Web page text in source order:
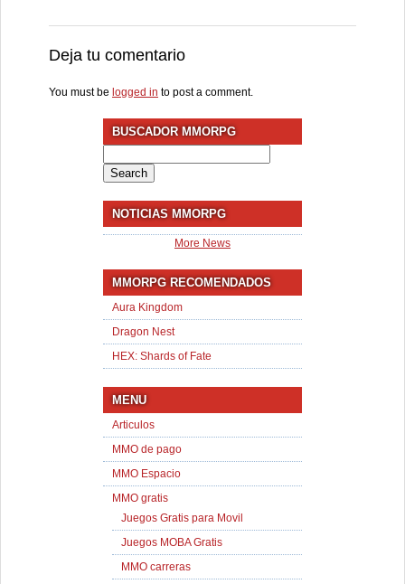
Deja tu comentario
You must be logged in to post a comment.
BUSCADOR MMORPG
for:
NOTICIAS MMORPG
More News
MMORPG RECOMENDADOS
Aura Kingdom
Dragon Nest
HEX: Shards of Fate
MENU
Articulos
MMO de pago
MMO Espacio
MMO gratis
Juegos Gratis para Movil
Juegos MOBA Gratis
MMO carreras